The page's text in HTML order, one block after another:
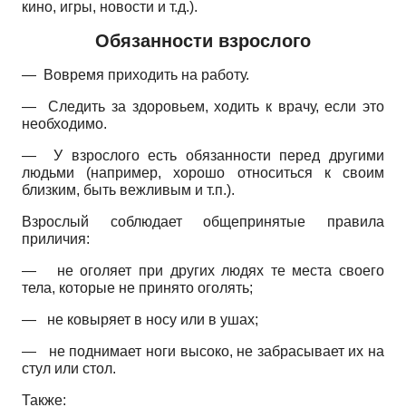
кино, игры, новости и т.д.).
Обязанности взрослого
— Вовремя приходить на работу.
— Следить за здоровьем, ходить к врачу, если это
необходимо.
— У взрослого есть обязанности перед другими
людьми (например, хорошо относиться к своим
близким, быть вежливым и т.п.).
Взрослый соблюдает общепринятые правила
приличия:
— не оголяет при других людях те места своего
тела, которые не принято оголять;
— не ковыряет в носу или в ушах;
— не поднимает ноги высоко, не забрасывает их на
стул или стол.
Также: